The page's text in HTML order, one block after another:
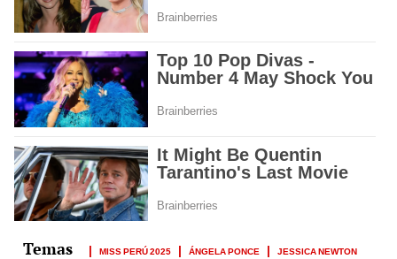
MISS PERÚ 2025 ÁNGELA PONCE
JESSICA NEWTON